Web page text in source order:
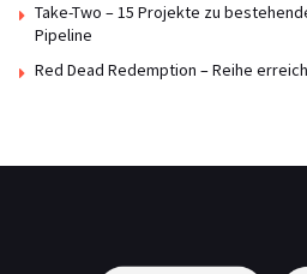
Take-Two – 15 Projekte zu
Pipeline
Red Dead Redemption – Reihe